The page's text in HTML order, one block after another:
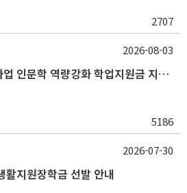
2707
2026-2 대학혁신지원사업 인문학 역량강화 학업지원금 지원 선발 안내 (학/석/박사)
5186
2026-08-03
지원장학금 선발 안내
2026-07-30